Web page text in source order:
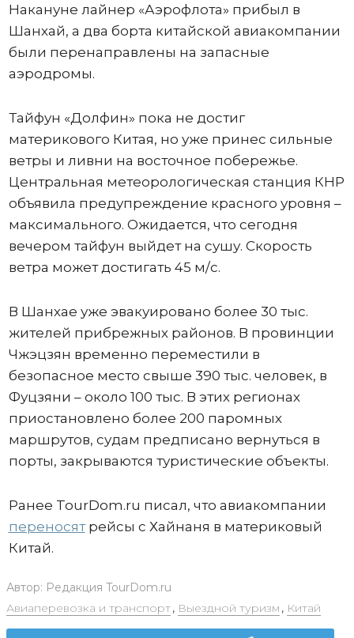
Накануне лайнер «Аэрофлота» прибыл в
Шанхай, а два борта китайской авиакомпании
были перенаправлены на запасные
аэродромы.
Тайфун «Долфин» пока не достиг
материкового Китая, но уже принес сильные
ветры и ливни на восточное побережье.
Центральная метеорологическая станция КНР
объявила предупреждение красного уровня –
максимального. Ожидается, что сегодня
вечером тайфун выйдет на сушу. Скорость
ветра может достигать 45 м/с.
В Шанхае уже эвакуировано более 30 тыс.
жителей прибрежных районов. В провинции
Чжэцзян временно переместили в
безопасное место свыше 390 тыс. человек, в
Фуцзяни – около 100 тыс. В этих регионах
приостановлено более 200 паромных
маршрутов, судам предписано вернуться в
порты, закрываются туристические объекты.
Ранее TourDom.ru писал, что авиакомпании
переносятрейсы с Хайнаня в материковый
Китай.
Автор: Редакция TourDom.ru
Авиаперевозка и транспорт, Выездной туризм , Китай